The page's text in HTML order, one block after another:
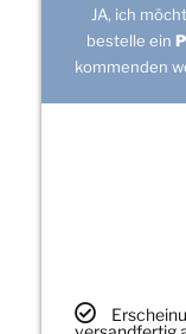
JA, ich
bestelle ein
kommenden